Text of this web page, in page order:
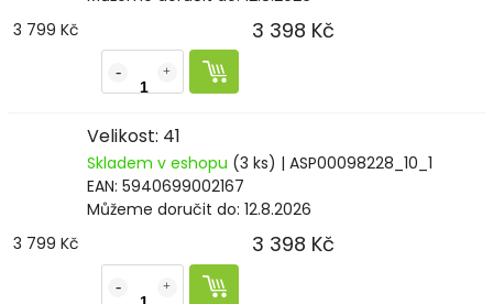
3 799 Kč
3 398 Kč
Velikost: 41
Skladem v eshopu (3 ks) | ASP00098228_10_1
EAN: 5940699002167
Můžeme doručit do: 12.8.2026
3 799 Kč
3 398 Kč